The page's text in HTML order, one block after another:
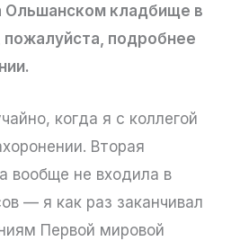
Ольшанском кладбище в
пожалуйста, подробнее
когда я с коллегой
Вторая
вообще не входила в
— я как раз заканчивал
Первой мировой